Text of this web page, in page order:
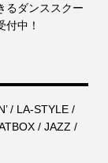
るダンススクー
中！
/ LA-STYLE /
/ JAZZ /